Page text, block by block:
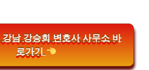
남 강승희 변호사 사무소 바
로가기